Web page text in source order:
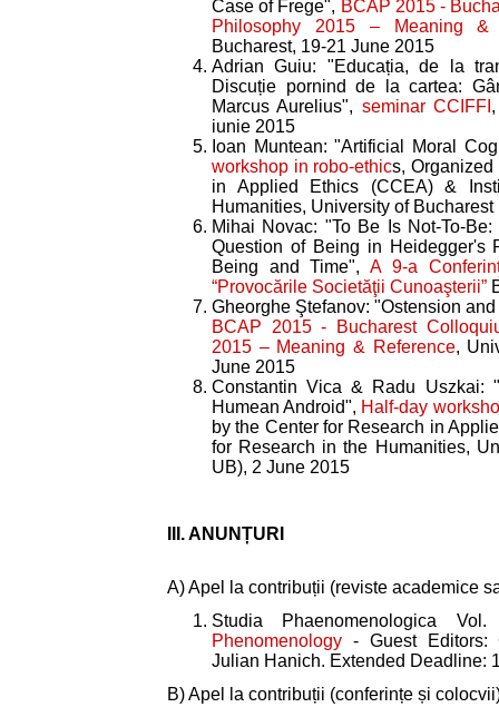
Case of Frege", BCAP 2015 -
Philosophy 2015 – Meaning &
Bucharest, 19-21 June 2015
Adrian Guiu: "Educația, de la
Discuție pornind de la cartea:
Marcus Aurelius", seminar CCIFFI
iunie 2015
Ioan Muntean: "Artificial Moral
workshop in robo-ethics, Organized
in Applied Ethics (CCEA) &
Humanities, University of
Mihai Novac: "To Be Is Not-To-
Question of Being in Heidegger's
Being and Time",A 9-a
“Provocările Societăţii Cunoaşterii”
Gheorghe Ştefanov: "Ostension
BCAP 2015 - Bucharest
2015 – Meaning & Reference,
June 2015
Constantin Vica & Radu Uszkai:
Humean Android", Half-day
by the Center for Research in
for Research in the Humanities,
UB), 2 June 2015
III. ANUNȚURI
A) Apel la contribuții (reviste academice
Studia Phaenomenologica
Phenomenology - Guest Editors:
Julian Hanich. Extended Deadline:
B) Apel la contribuții (conferințe și